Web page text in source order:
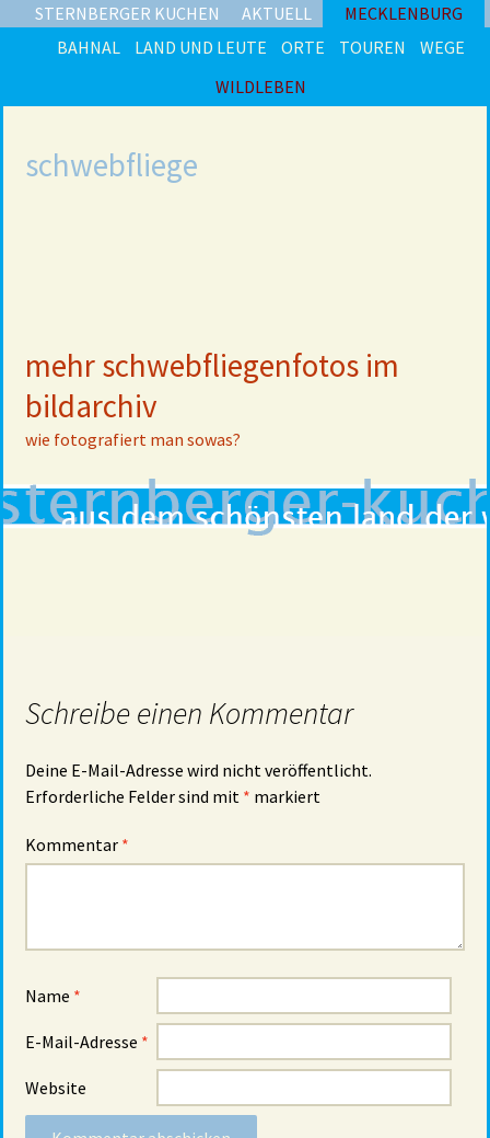
STERNBERGER KUCHEN AKTUELL
MECKLENBURG
BAHNAL
LAND UND LEUTE ORTE TOUREN
WEGE
WILDLEBEN
schwebfliege
mehr schwebfliegenfotos im
bildarchiv
wie fotografiert man sowas?
Schreibe einen Kommentar
Deine E-Mail-Adresse wird nicht veröffentlicht.
Erforderliche Felder sind mit * markiert
Kommentar *
Name *
E-Mail-Adresse *
Website